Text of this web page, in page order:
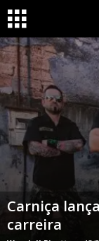
Carniça
carreira